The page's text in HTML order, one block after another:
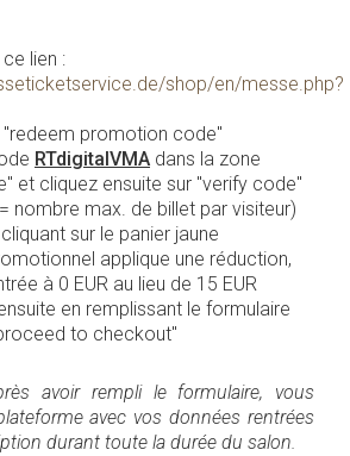
lien :
shop/en/messe.php?
promotion code"
RTdigitalVMA dans la zone
et cliquez ensuite sur "verify code"
nombre max. de billet par visiteur)
sur le panier jaune
applique une réduction,
à 0 EUR au lieu de 15 EUR
en remplissant le formulaire
to checkout"
avoir rempli le formulaire, vous
avec vos données rentrées
durant toute la durée du salon.